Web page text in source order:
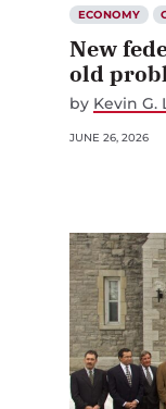
ECONOMY
New
old
by Kevin G.
JUNE 26, 2026